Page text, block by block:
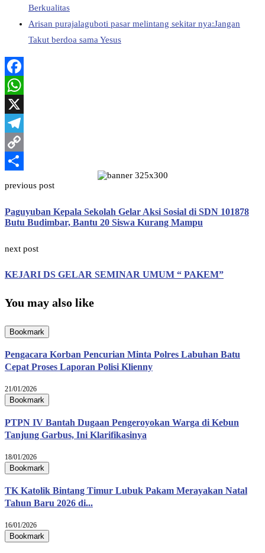
Berkualitas
Arisan purajalaguboti pasar melintang sekitar nya:Jangan
Takut berdoa sama Yesus
Facebook
WhatsApp
X
Telegram
Copy
previous post
Paguyuban Kepala Sekolah Gelar Aksi Sosial di SDN 101878
Butu Budimbar, Bantu 20 Siswa Kurang Mampu
next post
KEJARI DS GELAR SEMINAR UMUM “ PAKEM”
You may also like
Bookmark
Pengacara Korban Pencurian Minta Polres Labuhan Batu
Cepat Proses Laporan Polisi Klienny
21/01/2026
Bookmark
PTPN IV Bantah Dugaan Pengeroyokan Warga di Kebun
Tanjung Garbus, Ini Klarifikasinya
18/01/2026
Bookmark
TK Katolik Bintang Timur Lubuk Pakam Merayakan Natal
Tahun Baru 2026 di...
16/01/2026
Bookmark